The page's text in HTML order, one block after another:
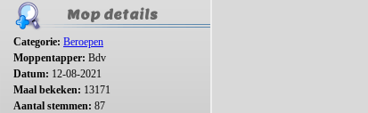
Mop details
Categorie: Beroepen
Moppentapper: Bdv
Datum: 12-08-2021
Maal bekeken: 13171
Aantal stemmen: 87